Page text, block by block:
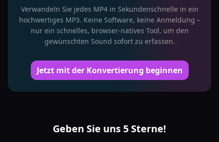
Verwandeln Sie jedes MP4 in Sekundenschnelle in ein
hochwertiges MP3. Keine Software, keine Anmeldung –
nur ein schnelles, browser-natives Tool, um den
gewünschten Sound sofort zu erfassen.
Jetzt mit der Konvertierung beginnen
Geben Sie uns 5 Sterne!